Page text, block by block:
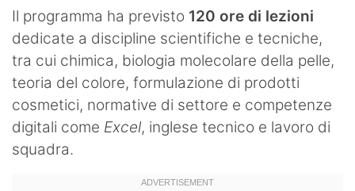
Il programma ha previsto 120 ore di lezioni
dedicate a discipline scientifiche e tecniche,
tra cui chimica, biologia molecolare della pelle,
teoria del colore, formulazione di prodotti
cosmetici, normative di settore e competenze
digitali come Excel, inglese tecnico e lavoro di
squadra.